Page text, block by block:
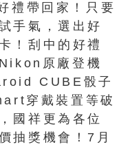
禮帶回家！只要
手氣，選出好
！刮中的好禮
原廠登機
CUBE骰子
穿戴裝置等破
國祥更為各位
抽獎機會！7月